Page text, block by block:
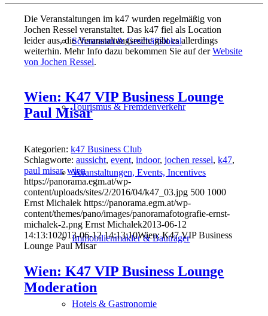
Schauraum & Geschäftslokal
Tourismus & Fremdenverkehr
Veranstaltungen, Events, Incentives
Immobilienmakler & Bauträger
Hotels & Gastronomie
Die Veranstaltungen im k47 wurden regelmäßig von
Jochen Ressel veranstaltet. Das k47 fiel als Location
leider aus, die Veranstaltungsreihe gibt es allerdings
weiterhin. Mehr Info dazu bekommen Sie auf derWebsite
von Jochen Ressel.
Wien: K47 VIP Business Lounge
Paul Misar
Kategorien:k47 Business Club
Schlagworte:aussicht,event,indoor,jochen ressel,k47,
paul misar,wien
https://panorama.egm.at/wp-
content/uploads/sites/2/2016/04/k47_03.jpg 500 1000
Ernst Michalek https://panorama.egm.at/wp-
content/themes/pano/images/panoramafotografie-ernst-
michalek-2.png Ernst Michalek2013-06-12
14:13:102013-06-12 14:13:10Wien: K47 VIP Business
Lounge Paul Misar
Wien: K47 VIP Business Lounge
Moderation